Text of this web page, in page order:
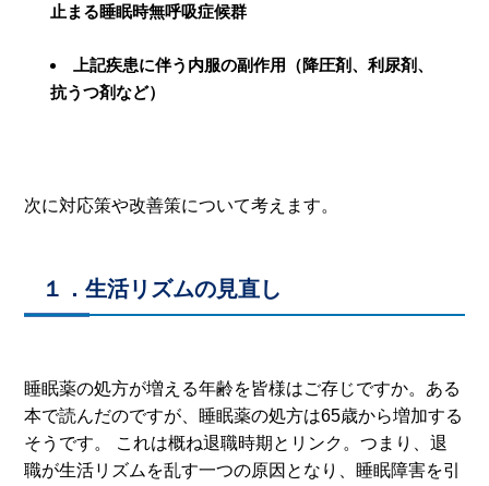
止まる睡眠時無呼吸症候群
上記疾患に伴う内服の副作用（降圧剤、利尿剤、
抗うつ剤など）
次に対応策や改善策について考えます。
１．生活リズムの見直し
睡眠薬の処方が増える年齢を皆様はご存じですか。ある
本で読んだのですが、睡眠薬の処方は65歳から増加する
そうです。 これは概ね退職時期とリンク。つまり、退
職が生活リズムを乱す一つの原因となり、睡眠障害を引